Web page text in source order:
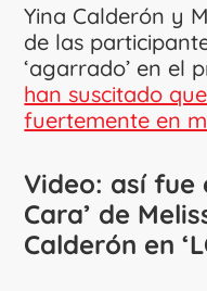
Yina Calderón y
de las
‘agarrado’ en el
han suscitado
fuertemente en
Video: así fue
Cara’ de
Calderón en